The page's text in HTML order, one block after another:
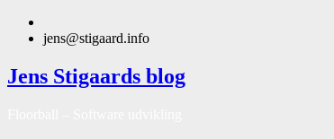
jens@stigaard.info
Jens Stigaards blog